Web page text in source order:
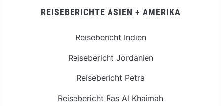
REISEBERICHTE ASIEN + AMERIKA
Reisebericht Indien
Reisebericht Jordanien
Reisebericht Petra
Reisebericht Ras Al Khaimah